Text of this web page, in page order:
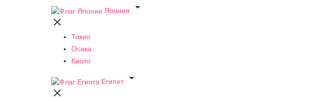
Япония


Токио
Осака
Киото
Египет

